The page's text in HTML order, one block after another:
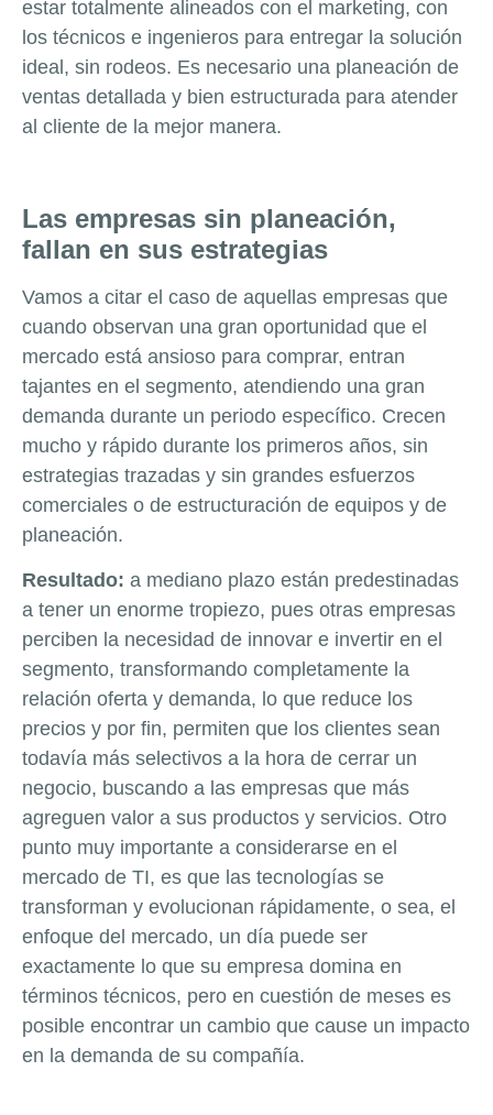
estar totalmente alineados con el marketing, con
los técnicos e ingenieros para entregar la solución
ideal, sin rodeos. Es necesario una planeación de
ventas detallada y bien estructurada para atender
al cliente de la mejor manera.
Las empresas sin planeación,
fallan en sus estrategias
Vamos a citar el caso de aquellas empresas que
cuando observan una gran oportunidad que el
mercado está ansioso para comprar, entran
tajantes en el segmento, atendiendo una gran
demanda durante un periodo específico. Crecen
mucho y rápido durante los primeros años, sin
estrategias trazadas y sin grandes esfuerzos
comerciales o de estructuración de equipos y de
planeación.
Resultado: a mediano plazo están predestinadas
a tener un enorme tropiezo, pues otras empresas
perciben la necesidad de innovar e invertir en el
segmento, transformando completamente la
relación oferta y demanda, lo que reduce los
precios y por fin, permiten que los clientes sean
todavía más selectivos a la hora de cerrar un
negocio, buscando a las empresas que más
agreguen valor a sus productos y servicios. Otro
punto muy importante a considerarse en el
mercado de TI, es que las tecnologías se
transforman y evolucionan rápidamente, o sea, el
enfoque del mercado, un día puede ser
exactamente lo que su empresa domina en
términos técnicos, pero en cuestión de meses es
posible encontrar un cambio que cause un impacto
en la demanda de su compañía.